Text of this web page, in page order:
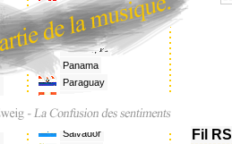
Honduras
Mexique
Nicaragua
Panama
Paraguay
Rép. Dominicaine
Salvador
Fil